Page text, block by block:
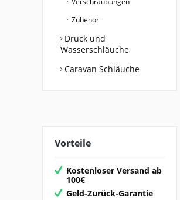
Zubehör
Druck und
Wasserschläuche
Caravan Schläuche
Vorteile
Kostenloser Versand ab
100€
Geld-Zurück-Garantie